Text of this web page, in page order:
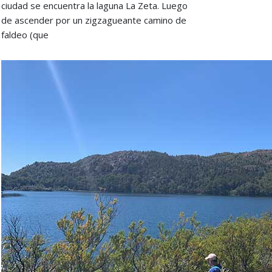
ciudad se encuentra la laguna La Zeta. Luego
de ascender por un zigzagueante camino de
faldeo (que